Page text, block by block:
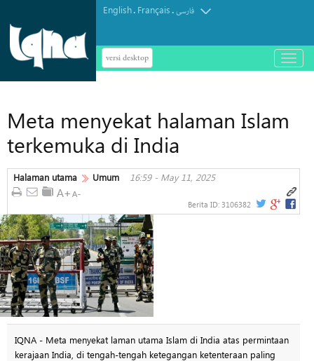
English. Français.فارسی
versi desktop
باز
و
Meta menyekat halaman Islam
terkemuka di India
Halaman utama Umum 16:59 - May 11, 2025
Berita ID: 3106382
IQNA - Meta menyekat laman utama Islam di India atas permintaan
kerajaan India, di tengah-tengah ketegangan ketenteraan paling